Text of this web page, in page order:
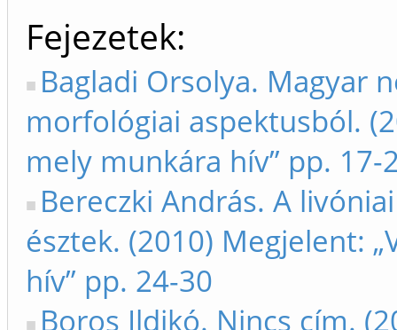
Fejezetek
Bagladi Orsolya. Magyar
morfológiai aspektusból.
mely munkára hív” pp. 17-
Bereczki András. A
észtek. (2010) Megjelent:
hív” pp. 24-30
Boros Ildikó. Nincs cím.